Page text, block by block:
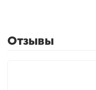
Отзывы